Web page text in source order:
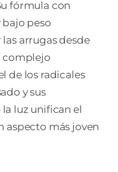
fórmula con
peso
arrugas desde
complejo
de los radicales
y sus
luz unifican el
aspecto más joven